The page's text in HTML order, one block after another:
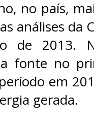
no país,
análises da
de 2013.
fonte no
em
gerada.